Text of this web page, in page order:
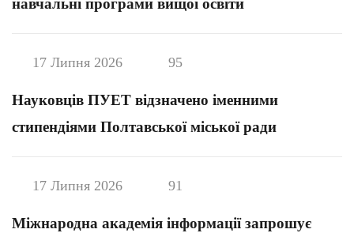
навчальні програми вищої освіти
17 Липня 2026 95
Науковців ПУЕТ відзначено іменними
стипендіями Полтавської міської ради
17 Липня 2026 91
Міжнародна академія інформації запрошує